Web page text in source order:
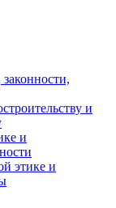
и
и
этике и